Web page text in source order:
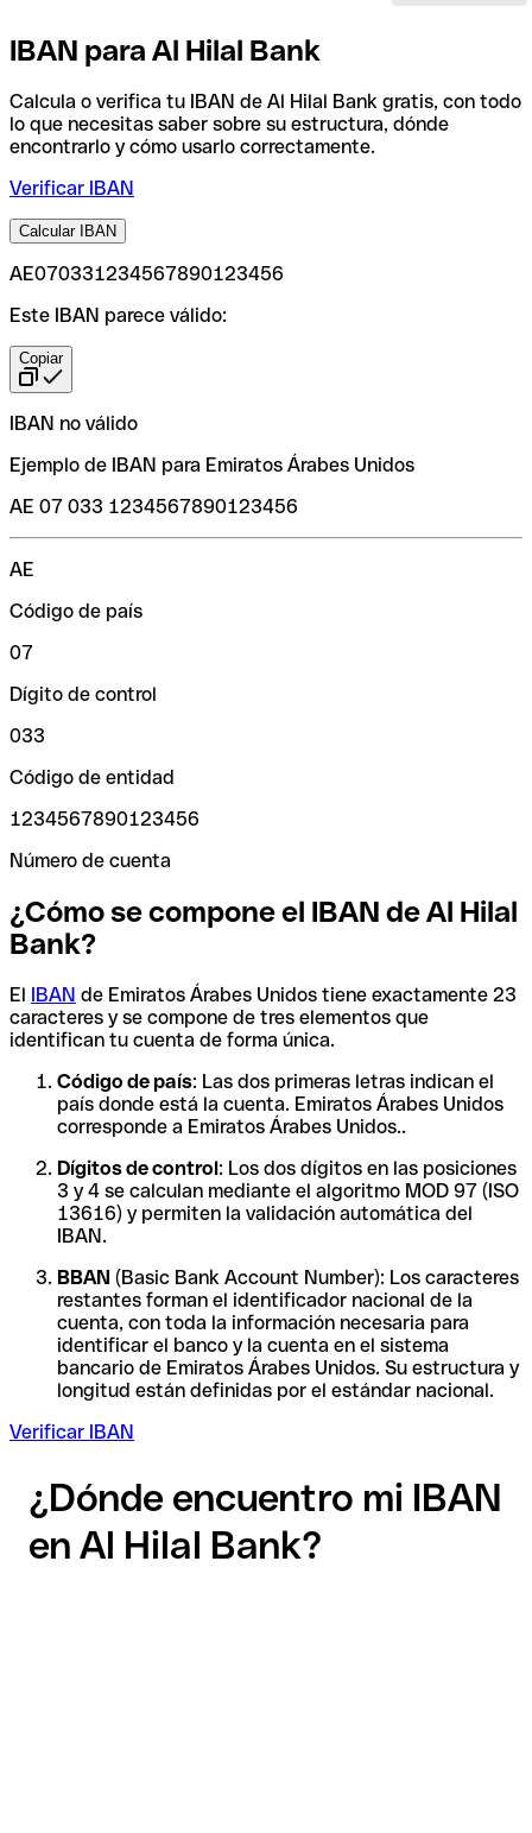
IBAN para Al Hilal Bank
Calcula o verifica tu IBAN de Al Hilal Bank gratis, con todo
lo que necesitas saber sobre su estructura, dónde
encontrarlo y cómo usarlo correctamente.
Verificar IBAN
Calcular IBAN
AE070331234567890123456
Este IBAN parece válido:
Copiar
IBAN no válido
Ejemplo de IBAN para Emiratos Árabes Unidos
AE 07 033 1234567890123456
AE
Código de país
07
Dígito de control
033
Código de entidad
1234567890123456
Número de cuenta
¿Cómo se compone el IBAN de Al Hilal
Bank?
El IBAN de Emiratos Árabes Unidos tiene exactamente 23
caracteres y se compone de tres elementos que
identifican tu cuenta de forma única.
Código de país: Las dos primeras letras indican el
país donde está la cuenta. Emiratos Árabes Unidos
corresponde a Emiratos Árabes Unidos..
Dígitos de control: Los dos dígitos en las posiciones
3 y 4 se calculan mediante el algoritmo MOD 97 (ISO
13616) y permiten la validación automática del
IBAN.
BBAN (Basic Bank Account Number): Los caracteres
restantes forman el identificador nacional de la
cuenta, con toda la información necesaria para
identificar el banco y la cuenta en el sistema
bancario de Emiratos Árabes Unidos. Su estructura y
longitud están definidas por el estándar nacional.
Verificar IBAN
¿Dónde encuentro mi IBAN
en Al Hilal Bank?